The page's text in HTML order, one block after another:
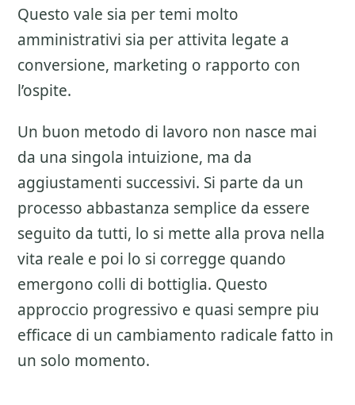
Questo vale sia per temi molto
amministrativi sia per attivita legate a
conversione, marketing o rapporto con
l’ospite.
Un buon metodo di lavoro non nasce mai
da una singola intuizione, ma da
aggiustamenti successivi. Si parte da un
processo abbastanza semplice da essere
seguito da tutti, lo si mette alla prova nella
vita reale e poi lo si corregge quando
emergono colli di bottiglia. Questo
approccio progressivo e quasi sempre piu
efficace di un cambiamento radicale fatto in
un solo momento.